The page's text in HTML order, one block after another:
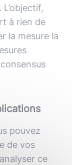
à rien de
la mesure la
pouvez
de vos
ce